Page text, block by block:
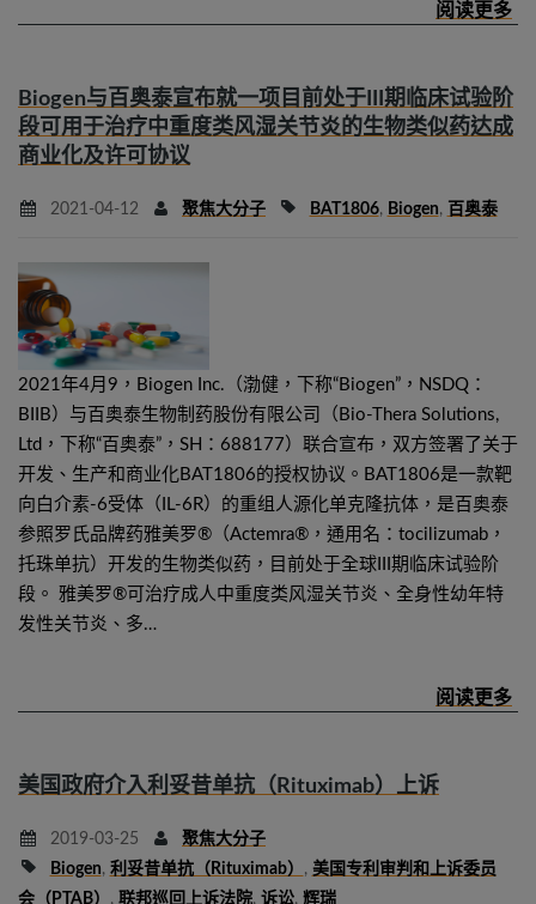
Biogen与百奥泰宣布就一项目前处于III期临床试验阶
段可用于治疗中重度类风湿关节炎的生物类似药达成
商业化及许可协议
2021-04-12 聚焦大分子 BAT1806, Biogen, 百奥泰
2021年4月9，Biogen Inc.（渤健，下称“Biogen”，NSDQ：
BIIB）与百奥泰生物制药股份有限公司（Bio-Thera Solutions,
Ltd，下称“百奥泰”，SH：688177）联合宣布，双方签署了关于
开发、生产和商业化BAT1806的授权协议。BAT1806是一款靶
向白介素-6受体（IL-6R）的重组人源化单克隆抗体，是百奥泰
参照罗氏品牌药雅美罗®（Actemra®，通用名：tocilizumab，
托珠单抗）开发的生物类似药，目前处于全球III期临床试验阶
段。 雅美罗®可治疗成人中重度类风湿关节炎、全身性幼年特
发性关节炎、多…
美国政府介入利妥昔单抗（Rituximab）上诉
2019-03-25
聚焦大分子
Biogen, 利妥昔单抗（Rituximab） , 美国专利审判和上诉委员
会（PTAB） , 联邦巡回上诉法院, 诉讼, 辉瑞